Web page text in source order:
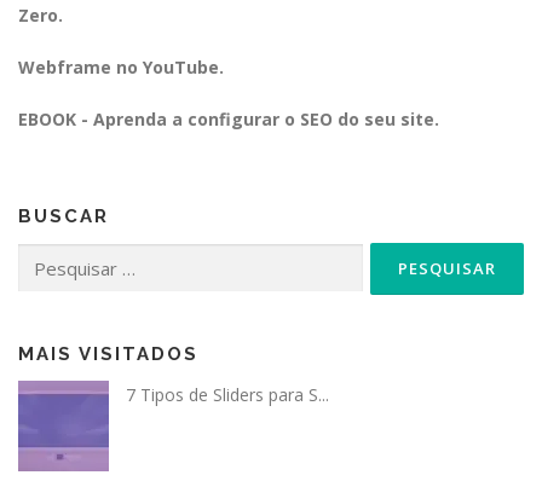
Zero.
Webframe no YouTube.
EBOOK - Aprenda a configurar o SEO do seu site.
BUSCAR
por:
MAIS VISITADOS
7 Tipos de Sliders para S...